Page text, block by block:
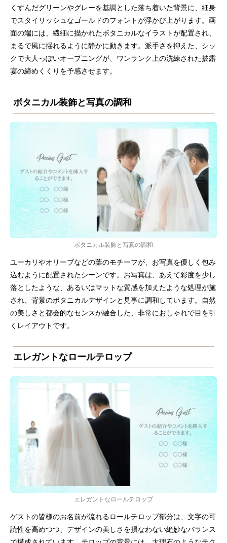
くすんだグリーンやグレーを基調とした落ち着いた背景に、細身
でスタイリッシュなゴールドのフォントが浮かび上がります。画
面の端には、繊細に描かれたボタニカルなイラストが配置され、
まるで風に揺れるように静かに動きます。派手さを抑えた、シッ
クで大人っぽいオープニングが、ワンランク上の洗練された披露
宴の締めくくりを予感させます。
ボタニカル装飾と写真の調和
ボタニカル装飾と写真の調和
ユーカリやオリーブなどの葉のモチーフが、お写真を優しく包み
込むように配置されたシーンです。お写真は、あえて彩度を少し
落としたような、あるいはマットな質感を加えたような処理が施
され、背景のボタニカルデザインと見事に調和しています。自然
の美しさと都会的なセンスが融合した、非常におしゃれで目を引
くレイアウトです。
エレガントなロールテロップ
エレガントなロールテロップ
ゲストの皆様のお名前が流れるロールテロップ部分は、文字の可
読性を高めつつ、デザインの美しさを損なわない絶妙なバランス